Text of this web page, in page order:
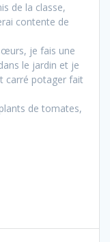
de la classe,
contente de
je fais une
le jardin et je
carré potager fait
de tomates,